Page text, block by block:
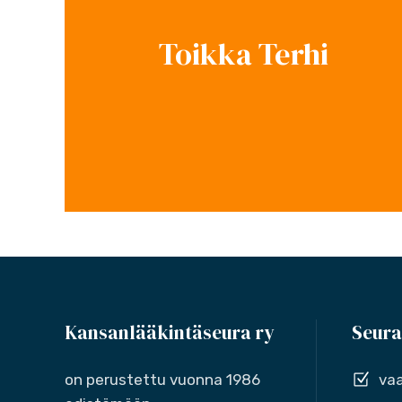
Toikka Terhi
Kansanlääkintäseura ry
on perustettu vuonna 1986